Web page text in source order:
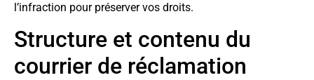
l’infraction pour préserver vos droits.
Structure et contenu du
courrier de réclamation